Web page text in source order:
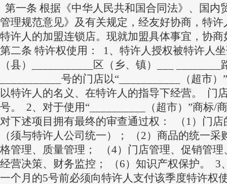
第一条 根据《中华人民共和国合同法》、国内
管理规范意见》及有关规定，经友好协商，特
特许人的加盟连锁店。现就加盟具体事宜，协
第二条 特许权使用： 1、特许人授权被特许人
（县）___________区（乡、镇）___ ________
___________号的门店以“___________（超市
以特许人的名义、在特许人的指导下经营。 门
号。 2、对于使用“__________（超市）”商标/
对下述项目拥有最终的审查通过权： （1）门店
（须与特许人公司统一）； （2）商品的统一采
格管理、质量管理； （4）门店管理、促销管理
经营决策、财务监控； （6）知识产权保护。 3
一个月的5号前必须向特许人支付该季度特许权